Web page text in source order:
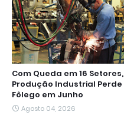
Com Queda em 16 Setores,
Produção Industrial Perde
Fôlego em Junho
Agosto 04, 2026